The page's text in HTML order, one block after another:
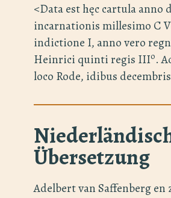
<Data est hęc cartula anno
incarnationis millesimo C
indictione I, anno vero
Heinrici quinti regis IIIo.
loco Rode, idibus
Übersetzung
Adelbert van Saffenberg en